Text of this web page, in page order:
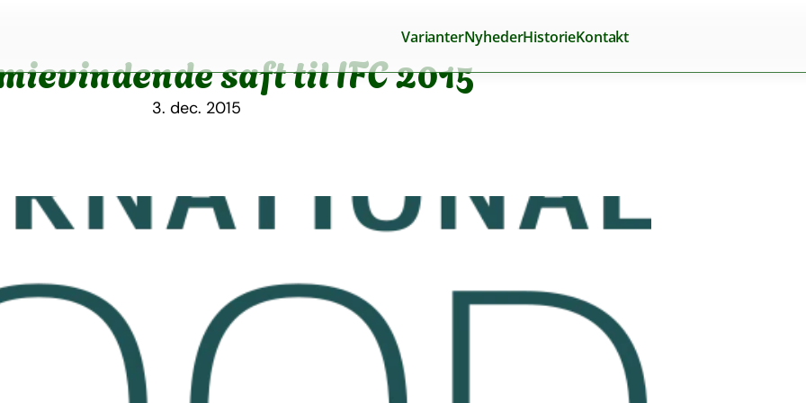
VarianterNyhederHistorieKontakt
saft til IFC 2015
3. dec. 2015